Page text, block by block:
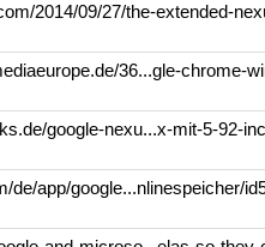
2014/09/27/the-extended-
36...gle-chrome-
google-nexu...x-mit-5-92-
de/app/google...nlinespeicher/